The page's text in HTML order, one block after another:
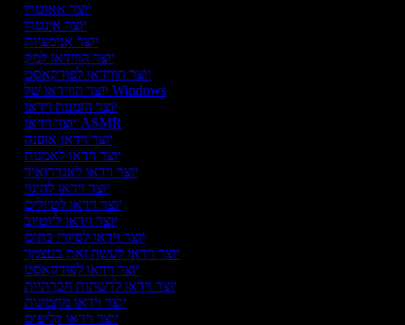
יוצר אאוטרו
יוצר אינטרו
יוצר אנימציות
יוצר הווידאו למק
יוצר הווידאו לפודקאסט
יוצר הווידאו של Windows
יוצר הזמנות וידאו
יוצר וידאו ASMR
יוצר וידאו אופנה
יוצר וידאו לאמנות
יוצר וידאו לאנדרואיד
יוצר וידאו להיגוי
יוצר וידאו לטיולים
יוצר וידאו ליוטיוב
יוצר וידאו לסיורי בתים
יוצר וידאו לעשה זאת בעצמך
יוצר וידאו לפודקאסט
יוצר וידאו לרשתות חברתיות
יוצר וידאו מתמונות
יוצר וידאו קליפים